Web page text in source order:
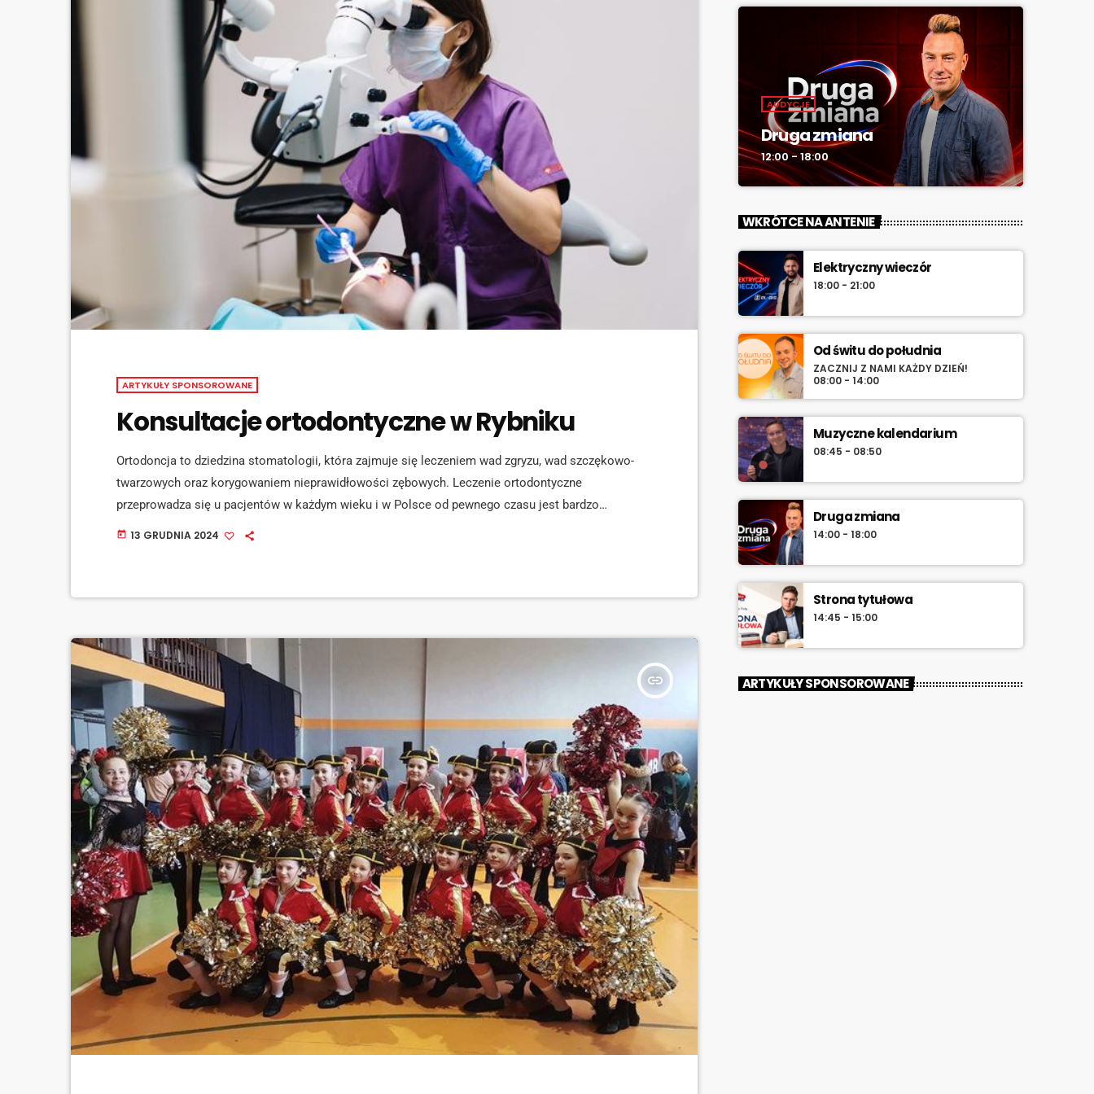
ARTYKUŁY SPONSOROWANE
Konsultacje ortodontyczne w Rybniku
Ortodoncja to dziedzina stomatologii, która zajmuje się leczeniem wad zgryzu, wad szczękowo-
twarzowych oraz korygowaniem nieprawidłowości zębowych. Leczenie ortodontyczne
przeprowadza się u pacjentów w każdym wieku i w Polsce od pewnego czasu jest bardzo
popularne, bo przecież każdy z nas chce mieć piękny uśmiech. 15 grudnia, w Rybniku, w gabinetach
today 13 GRUDNIA 2024
insert_link
AUDYCJE
Druga zmiana
12:00 - 18:00
WKRÓTCE NA ANTENIE
Elektryczny wieczór
18:00 - 21:00
Od świtu do południa
ZACZNIJ Z NAMI KAŻDY DZIEŃ!
08:00 - 14:00
Muzyczne kalendarium
08:45 - 08:50
Druga zmiana
14:00 - 18:00
Strona tytułowa
14:45 - 15:00
ARTYKUŁY SPONSOROWANE